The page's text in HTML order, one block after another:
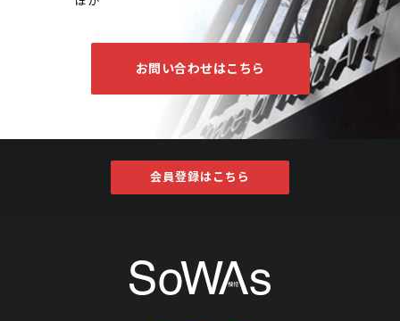
お問い合わせはこちら
会員登録はこちら